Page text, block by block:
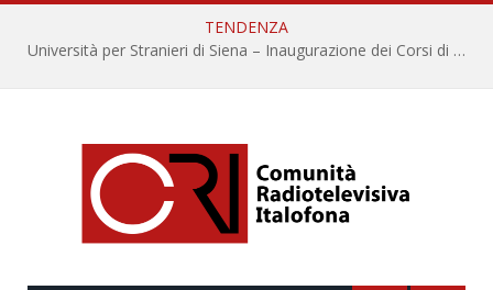
TENDENZA
Università per Stranieri di Siena – Inaugurazione dei Corsi di Lingua e Cultura Italiana, 109a annata